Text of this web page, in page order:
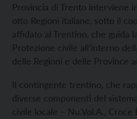
Provincia di Trento interviene
otto Regioni italiane, sotto il
affidato al Trentino, che guida
Protezione civile all’interno
delle Regioni e delle Province
Il contingente trentino, che
diverse componenti del
civile locale – Nu.Vol.A., Croce